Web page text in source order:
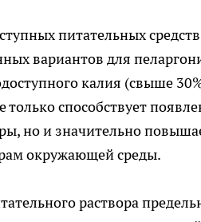
питательных
вариантов для
калия (свыше
только способствует
но и значительно
окружающей среды.
раствора